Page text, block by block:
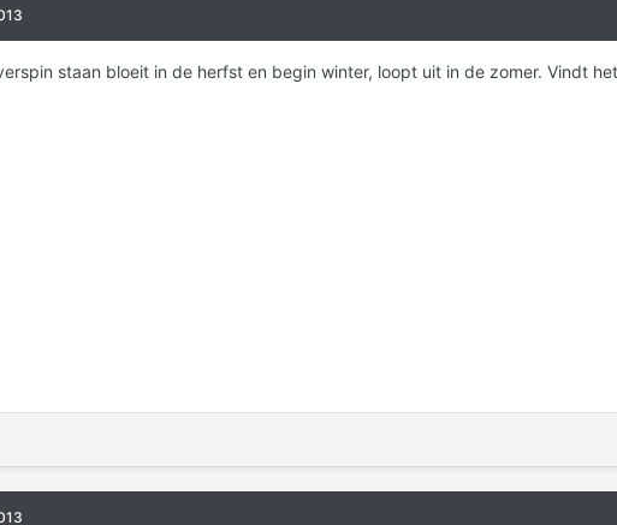
staan bloeit in de herfst en begin winter, loopt uit in de zomer. Vindt